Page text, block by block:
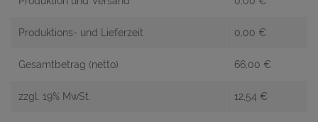
Produktions- und Lieferzeit 0,00 €
Gesamtbetrag (netto) 66,00 €
zzgl. 19% MwSt. 12,54 €